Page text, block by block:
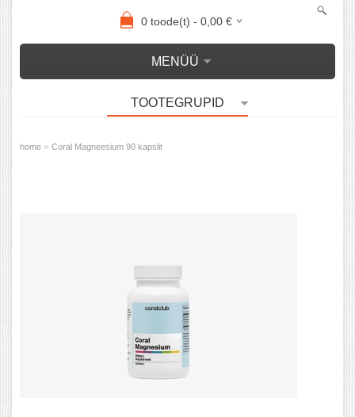
0toode(t) - 0,00€
MENÜÜ
TOOTEGRUPID
home » Coral Magneesium 90 kapslit